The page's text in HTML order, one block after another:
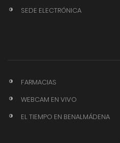
SEDE ELECTRÓNICA
FARMACIAS
WEBCAM EN VIVO
EL TIEMPO EN BENALMÁDENA